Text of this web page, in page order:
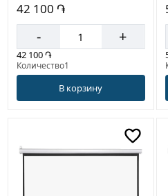
42 100 ֏
- +
42 100 ֏
Количество1
В корзину